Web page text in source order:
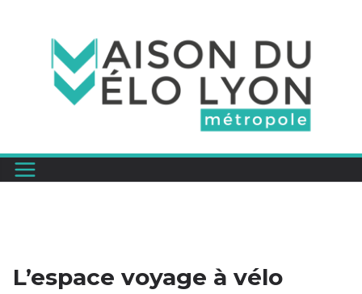
L’espace voyage à vélo